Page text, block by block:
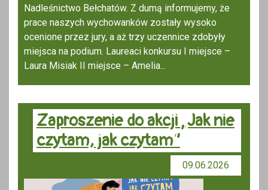
Nadleśnictwo Bełchatów. Z dumą informujemy, że
prace naszych wychowanków zostały wysoko
ocenione przez jury, a aż trzy uczennice zdobyły
miejsca na podium. Laureaci konkursu I miejsce –
Laura Misiak II miejsce – Amelia...
Zaproszenie do akcji „Jak nie
czytam, jak czytam”
09.06.2026